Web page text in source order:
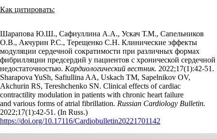
Как цитировать:
Шарапова Ю.Ш., Сафиуллина А.А., Ускач Т.М., Сапельников
О.В., Акчурин Р.С., Терещенко С.Н. Клинические эффекты
модуляции сердечной сократимости при различных формах
фибрилляции предсердий у пациентов с хронической сердечной
недостаточностью. Кардиологический вестник. 2022;17(1):42‑51.
Sharapova YuSh, Safiullina AA, Uskach TM, Sapelnikov OV,
Akchurin RS, Tereshchenko SN. Clinical effects of cardiac
contractility modulation in patients with chronic heart failure
and various forms of atrial fibrillation. Russian Cardiology Bulletin.
2022;17(1):42‑51. (In Russ.)
https://doi.org/10.17116/Cardiobulletin20221701142